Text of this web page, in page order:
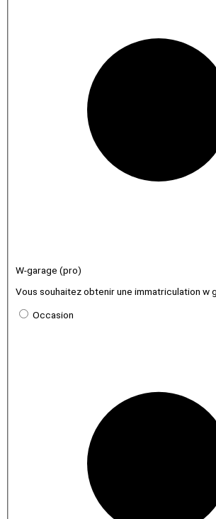
W-garage (pro)
Vous souhaitez obtenir une immatriculation w
Occasion